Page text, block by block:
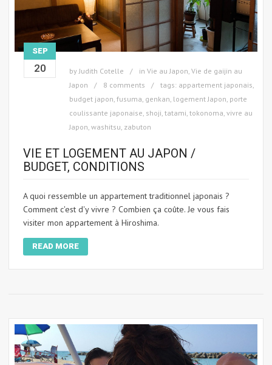
SEP
20 by Judith Cotelle in Vie au Japon Vie de gaijin au
Japon
8 comments tags: appartement japonais
budget japon fusuma genkan logement Japon porte
coulissante japonaise shoji tatami tokonoma vivre au
Japon washitsu zabuton
VIE ET LOGEMENT AU JAPON /
BUDGET, CONDITIONS
A quoi ressemble un appartement traditionnel japonais ?
Comment c'est d'y vivre ? Combien ça coûte. Je vous fais
visiter mon appartement à Hiroshima.
READ MORE